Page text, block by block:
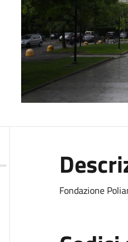
Fondazione